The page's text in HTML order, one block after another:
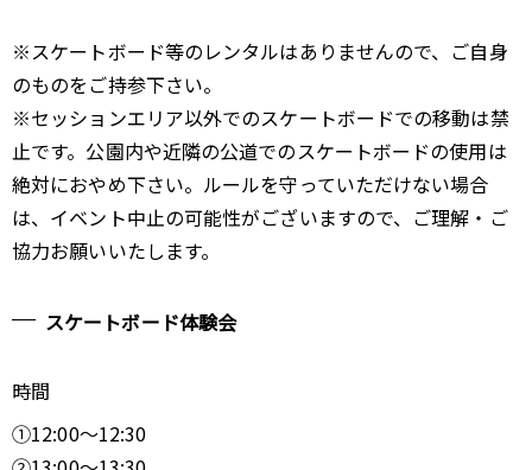
※スケートボード等のレンタルはありませんので、ご自身
のものをご持参下さい。
※セッションエリア以外でのスケートボードでの移動は禁
止です。公園内や近隣の公道でのスケートボードの使用は
絶対におやめ下さい。ルールを守っていただけない場合
は、イベント中止の可能性がございますので、ご理解・ご
協力お願いいたします。
スケートボード体験会
時間
①12:00～12:30